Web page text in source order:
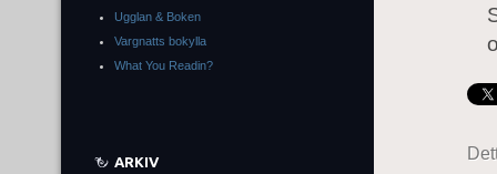
Ugglan & Boken
Vargnatts bokylla
What You Readin?
ARKIV